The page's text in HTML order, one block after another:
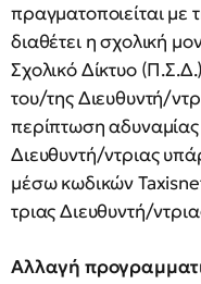
πραγματοποιείται
διαθέτει η σχολική
Σχολικό Δίκτυο
του/της Διευθυντή/
περίπτωση
Διευθυντή/ντριας
μέσω κωδικών
τριας Διευθυντή/
Αλλαγή